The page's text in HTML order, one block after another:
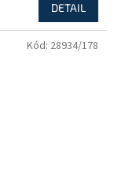
DETAIL
Kód: 28934/178